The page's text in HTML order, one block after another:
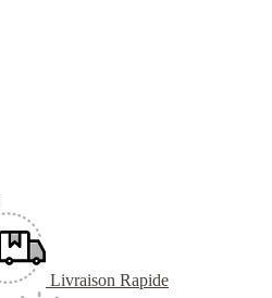
Livraison Rapide